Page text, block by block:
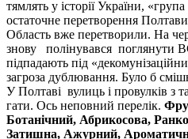
тямлять у історії України,
остаточне перетворення
Область вже перетворили. На
знову полінувався поглянути
підпадають під
загроза дублювання. Було б
У Полтаві вулиць і провулків з
гати. Ось неповний перелік.
Ботанічний, Абрикосова,
Затишна, Ажурний,